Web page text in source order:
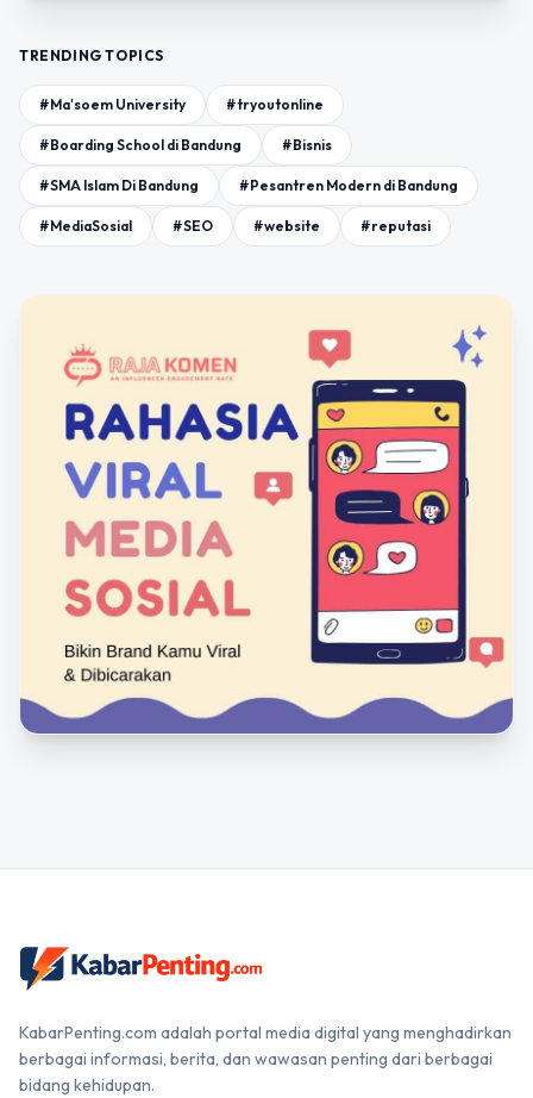
TRENDING TOPICS
#Ma'soem University #tryoutonline
#Boarding School di Bandung #Bisnis
#SMA Islam Di Bandung #Pesantren Modern di Bandung
#MediaSosial #SEO #website #reputasi
KabarPenting.com adalah portal media digital yang menghadirkan
berbagai informasi, berita, dan wawasan penting dari berbagai
bidang kehidupan.